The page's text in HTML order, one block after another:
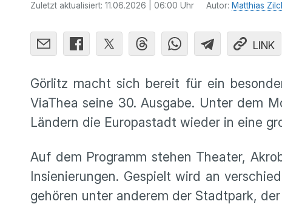
Zuletzt aktualisiert: 11.06.2026 | 06:00 Uhr Autor: Matthias
LINK
Görlitz macht sich bereit für ein
ViaThea seine 30. Ausgabe. Unter dem
Ländern die Europastadt wieder in eine
Auf dem Programm stehen Theater,
Insienierungen. Gespielt wird an
gehören unter anderem der Stadtpark,